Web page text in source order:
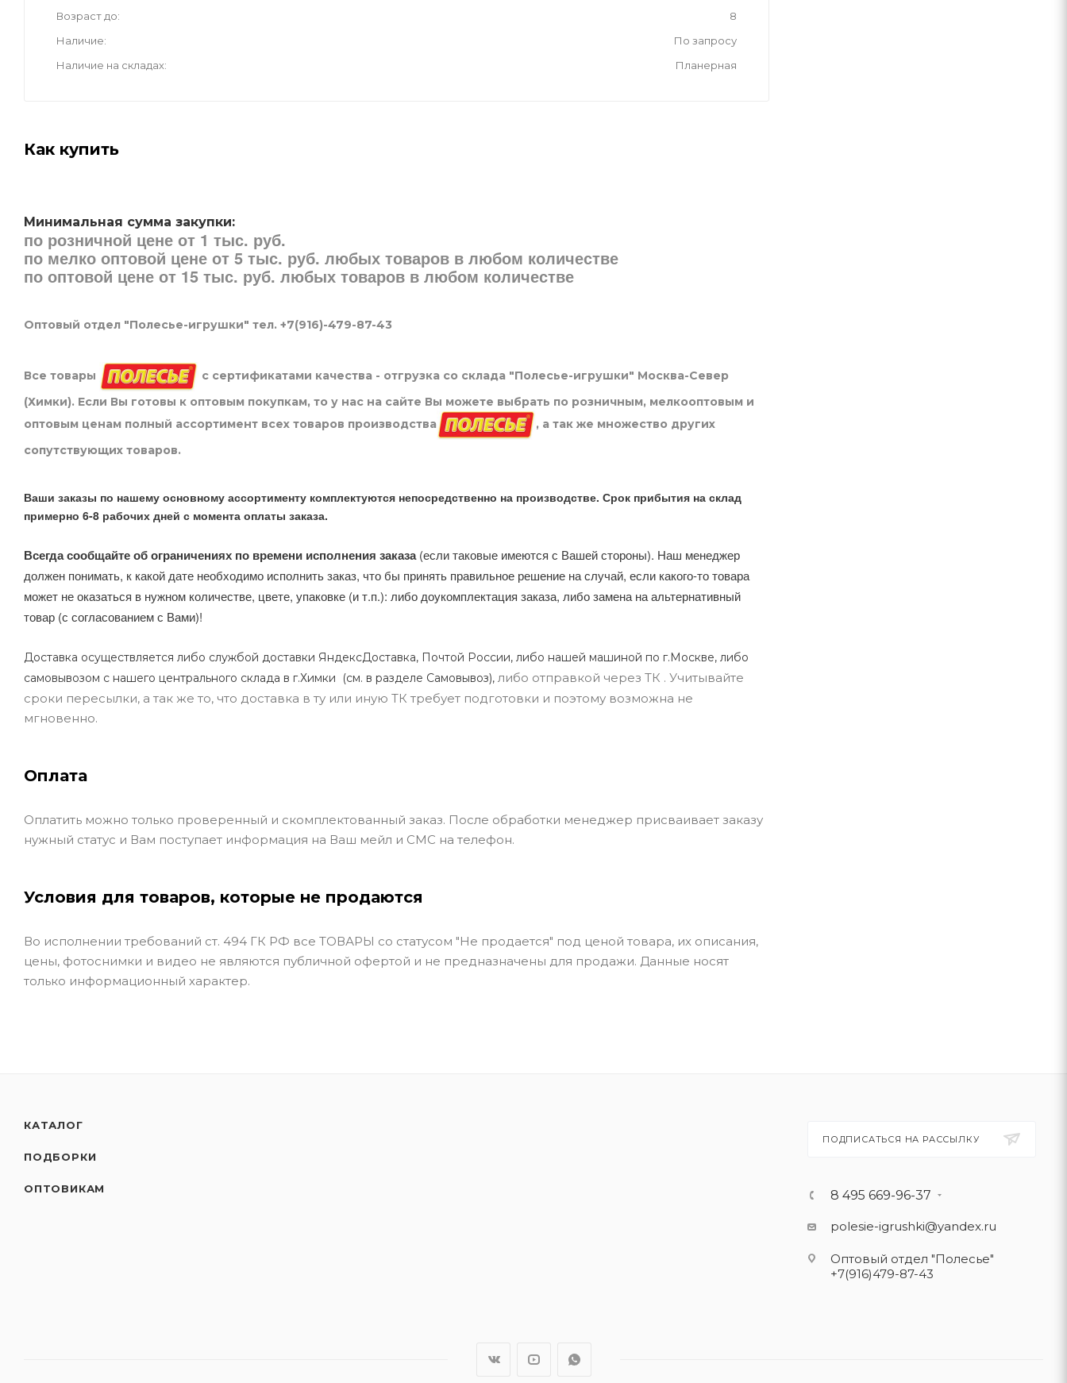
Возраст до
8
Наличие
По запросу
Наличие на складах
Планерная
Как купить
Минимальная сумма закупки:
по розничной цене от 1 тыс. руб.
по мелко оптовой цене от 5 тыс. руб. любых товаров в любом количестве
по оптовой цене от 15 тыс. руб. любых товаров в любом количестве
Оптовый отдел "Полесье-игрушки" тел. +7(916)-479-87-43
Все товары
с сертификатами качества - отгрузка со склада "Полесье-игрушки" Москва-Север
(Химки). Если Вы готовы к оптовым покупкам, то у нас на сайте Вы можете выбрать по розничным, мелкооптовым и
оптовым ценам полный ассортимент всех товаров производства
, а так же множество других
сопутствующих товаров.
Ваши заказы по нашему основному ассортименту комплектуются непосредственно на производстве. Срок прибытия на склад
примерно 6-8 рабочих дней с момента оплаты заказа.
Всегда сообщайте об ограничениях по времени исполнения заказа(если таковые имеются с Вашей стороны). Наш менеджер
должен понимать, к какой дате необходимо исполнить заказ, что бы принять правильное решение на случай, если какого-то товара
может не оказаться в нужном количестве, цвете, упаковке (и т.п.): либо доукомплектация заказа, либо замена на альтернативный
товар (с согласованием с Вами)!
Доставка осуществляется либо службой доставки ЯндексДоставка, Почтой России, либо нашей машиной по г.Москве, либо
самовывозом с нашего центрального склада в г.Химки (см. в разделе Самовывоз), либо отправкой через ТК . Учитывайте
сроки пересылки, а так же то, что доставка в ту или иную ТК требует подготовки и поэтому возможна не
мгновенно.
Оплата
Оплатить можно только проверенный и скомплектованный заказ. После обработки менеджер присваивает заказу
нужный статус и Вам поступает информация на Ваш мейл и СМС на телефон.
Условия для товаров, которые не продаются
Во исполнении требований ст. 494 ГК РФ все ТОВАРЫ со статусом "Не продается" под ценой товара, их описания,
цены, фотоснимки и видео не являются публичной офертой и не предназначены для продажи. Данные носят
только информационный характер.
КАТАЛОГ
ПОДБОРКИ
ОПТОВИКАМ
ПОДПИСАТЬСЯ НА РАССЫЛКУ
8 495 669-96-37
polesie-igrushki@yandex.ru
Оптовый отдел "Полесье"
+7(916)479-87-43